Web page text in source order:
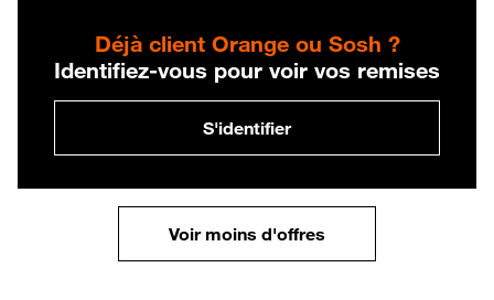
Déjà client Orange ou Sosh ?
Identifiez-vous pour voir vos remises
S'identifier
Voir moins d'offres